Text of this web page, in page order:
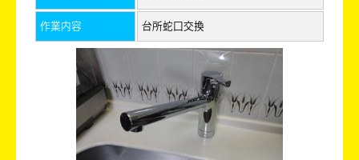
作業内容 台所蛇口交換